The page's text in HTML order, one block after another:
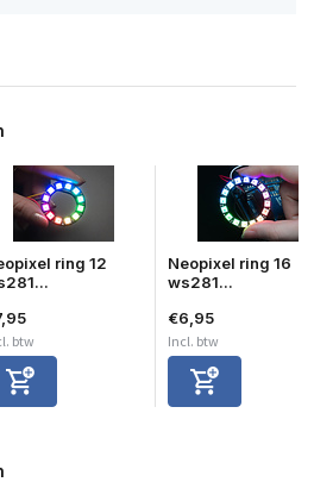
ring 12
btw
Neopixel ring 16
ws281...
€6,95
Incl. btw